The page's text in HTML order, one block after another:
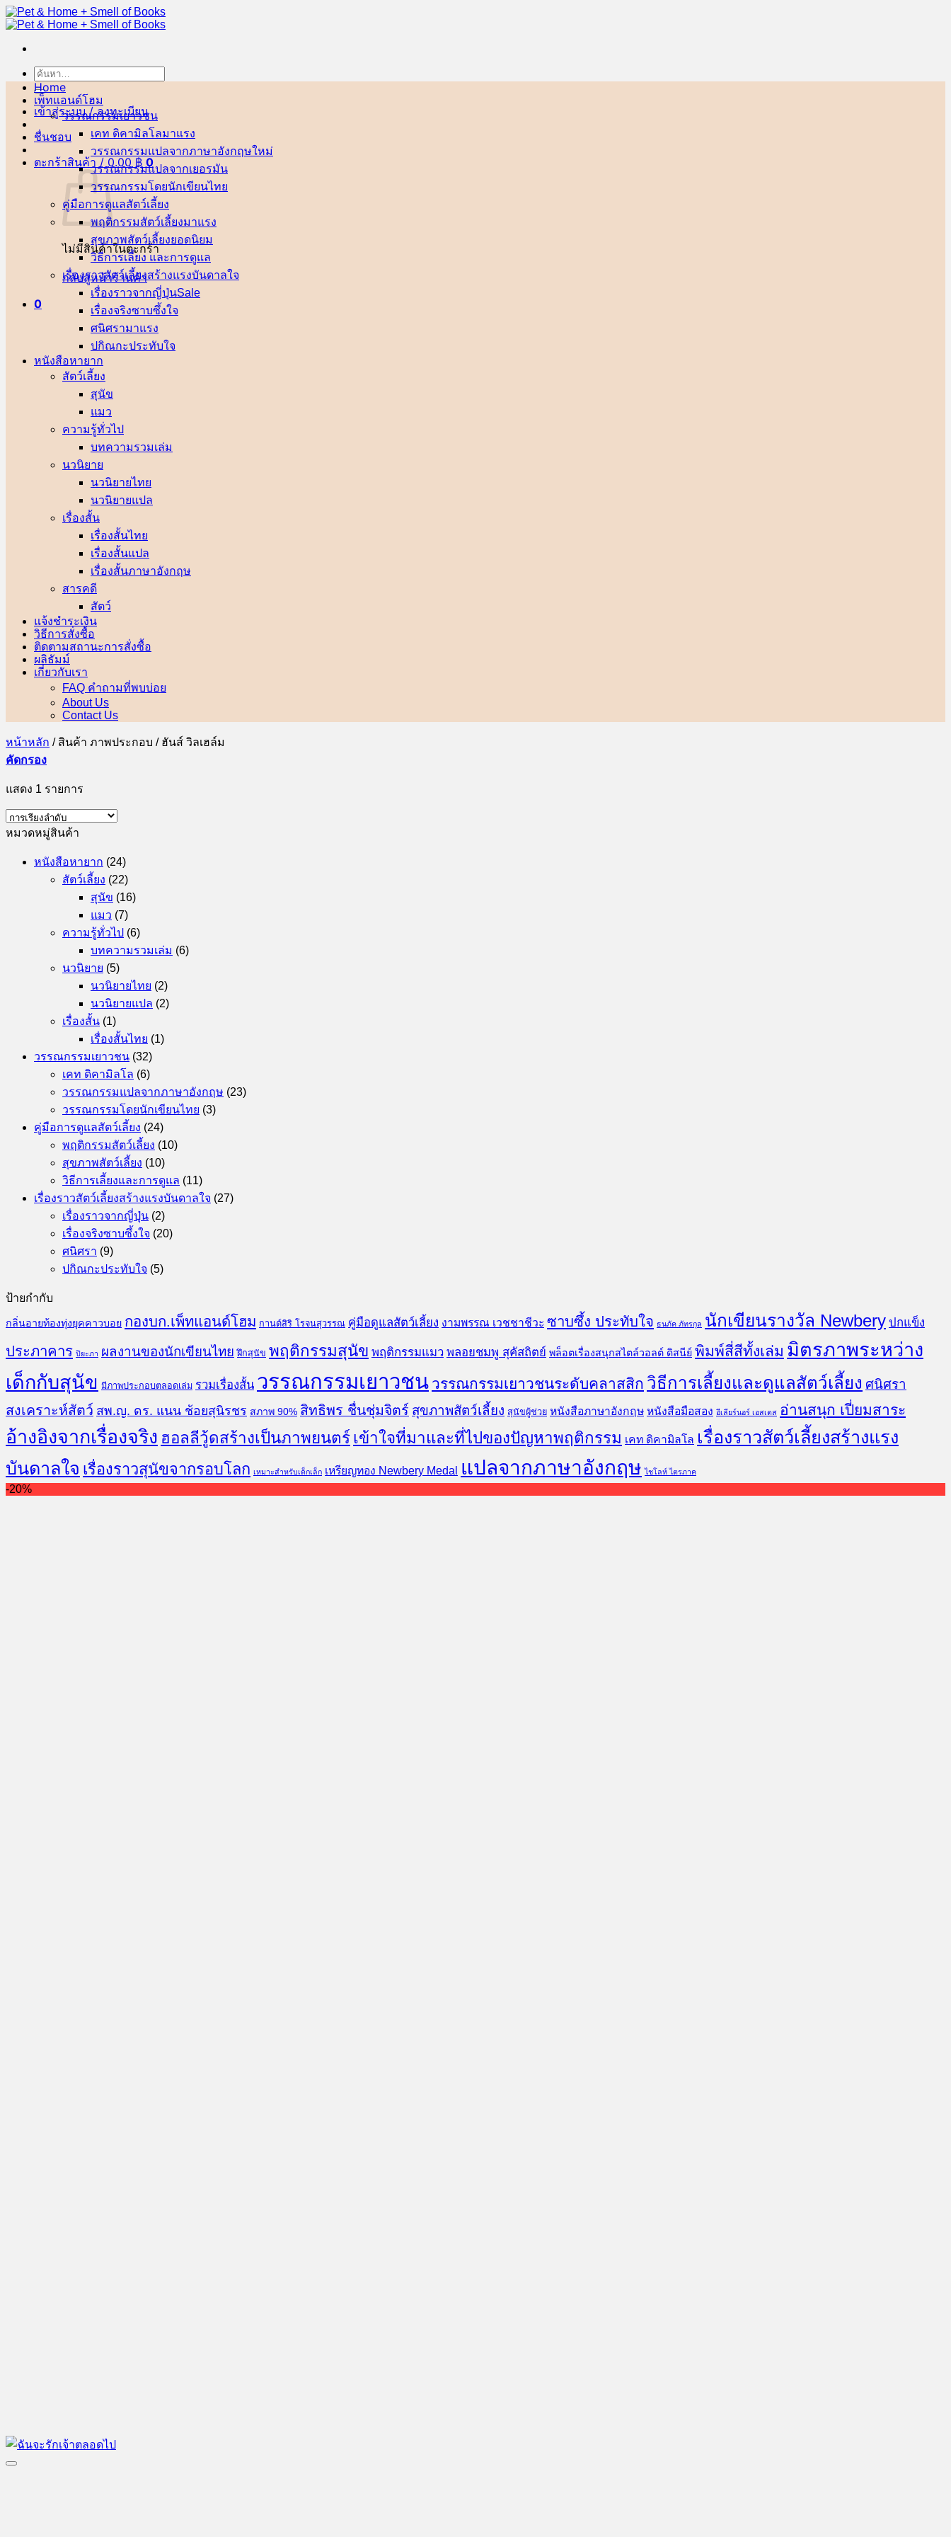
ข้าม
ไป
เนื้อหา
ค้นหา:
เข้าสู่ระบบ / ลงทะเบียน
ชื่นชอบ
ตะกร้าสินค้า / 0.00 ฿ 0
ไม่มีสินค้าในตะกร้า
กลับสู่หน้าร้านค้า
0
Home
เพ็ทแอนด์โฮม
วรรณกรรมเยาวชน
เคท ดิคามิลโล
วรรณกรรมแปลจากภาษาอังกฤษ
วรรณกรรมแปลจากเยอรมัน
วรรณกรรมโดยนักเขียนไทย
คู่มือการดูแลสัตว์เลี้ยง
พฤติกรรมสัตว์เลี้ยง
สุขภาพสัตว์เลี้ยง
วิธีการเลี้ยง และการดูแล
เรื่องราวสัตว์เลี้ยงสร้างแรงบันดาลใจ
เรื่องราวจากญี่ปุ่น
เรื่องจริงซาบซึ้งใจ
ศนิศรา
ปกิณกะประทับใจ
หนังสือหายาก
สัตว์เลี้ยง
สุนัข
แมว
ความรู้ทั่วไป
บทความรวมเล่ม
นวนิยาย
นวนิยายไทย
นวนิยายแปล
เรื่องสั้น
เรื่องสั้นไทย
เรื่องสั้นแปล
เรื่องสั้นภาษาอังกฤษ
สารคดี
สัตว์
แจ้งชำระเงิน
วิธีการสั่งซื้อ
ติดตามสถานะการสั่งซื้อ
ผลิธัมม์
เกี่ยวกับเรา
FAQ คำถามที่พบบ่อย
About Us
Contact Us
หน้าหลัก /สินค้า ภาพประกอบ /ฮันส์ วิลเฮล์ม
คัดกรอง
แสดง 1 รายการ
หมวดหมู่สินค้า
หนังสือหายาก (24)
สัตว์เลี้ยง (22)
สุนัข (16)
แมว (7)
ความรู้ทั่วไป (6)
บทความรวมเล่ม (6)
นวนิยาย (5)
นวนิยายไทย (2)
นวนิยายแปล (2)
เรื่องสั้น (1)
เรื่องสั้นไทย (1)
วรรณกรรมเยาวชน (32)
เคท ดิคามิลโล (6)
วรรณกรรมแปลจากภาษาอังกฤษ (23)
วรรณกรรมโดยนักเขียนไทย (3)
คู่มือการดูแลสัตว์เลี้ยง (24)
พฤติกรรมสัตว์เลี้ยง (10)
สุขภาพสัตว์เลี้ยง (10)
วิธีการเลี้ยงและการดูแล (11)
เรื่องราวสัตว์เลี้ยงสร้างแรงบันดาลใจ (27)
เรื่องราวจากญี่ปุ่น (2)
เรื่องจริงซาบซึ้งใจ (20)
ศนิศรา (9)
ปกิณกะประทับใจ (5)
ป้ายกำกับ
กลิ่นอายท้องทุ่งยุคคาวบอย กองบก.เพ็ทแอนด์โฮม กานต์สิริ โรจนสุวรรณ คู่มือดูแลสัตว์เลี้ยง งามพรรณ เวชชาชีวะ ซาบซึ้ง ประทับใจ ธนภัค ภัทรกุล นักเขียนรางวัล Newbery ปกแข็ง
ประภาคาร ปิยะภา ผลงานของนักเขียนไทย ฝึกสุนัข พฤติกรรมสุนัข พฤติกรรมแมว พลอยชมพู สุคัสถิตย์ พล็อตเรื่องสนุกสไตล์วอลต์ ดิสนีย์ พิมพ์สี่สีทั้งเล่ม มิตรภาพระหว่าง
เด็กกับสุนัข มีภาพประกอบตลอดเล่ม รวมเรื่องสั้น วรรณกรรมเยาวชน วรรณกรรมเยาวชนระดับคลาสสิก วิธีการเลี้ยงและดูแลสัตว์เลี้ยง ศนิศรา
สงเคราะห์สัตว์ สพ.ญ. ดร. แนน ช้อยสุนิรชร สภาพ 90% สิทธิพร ชื่นชุ่มจิตร์ สุขภาพสัตว์เลี้ยง สุนัขผู้ช่วย หนังสือภาษาอังกฤษ หนังสือมือสอง อีเลียร์นอร์ เอสเตส อ่านสนุก เปี่ยมสาระ
อ้างอิงจากเรื่องจริง ฮอลลีวู้ดสร้างเป็นภาพยนตร์ เข้าใจที่มาและที่ไปของปัญหาพฤติกรรม เคท ดิคามิลโล เรื่องราวสัตว์เลี้ยงสร้างแรง
บันดาลใจ เรื่องราวสุนัขจากรอบโลก เหมาะสำหรับเด็กเล็ก เหรียญทอง Newbery Medal แปลจากภาษาอังกฤษ ไชโลห์ ไตรภาค
-20%